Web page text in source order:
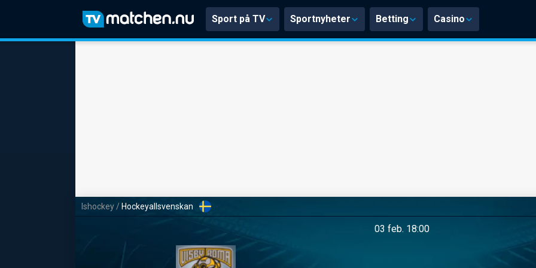
Sport på TV Sportnyheter Betting Casino
Ishockey / Hockeyallsvenskan
03 feb. 18:00